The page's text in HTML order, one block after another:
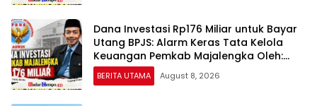
Dana Investasi Rp176 Miliar untuk Bayar
Utang BPJS: Alarm Keras Tata Kelola
Keuangan Pemkab Majalengka Oleh:
Aceng Syamsul Hadie (ASH)
BERITA UTAMA August 8, 2026